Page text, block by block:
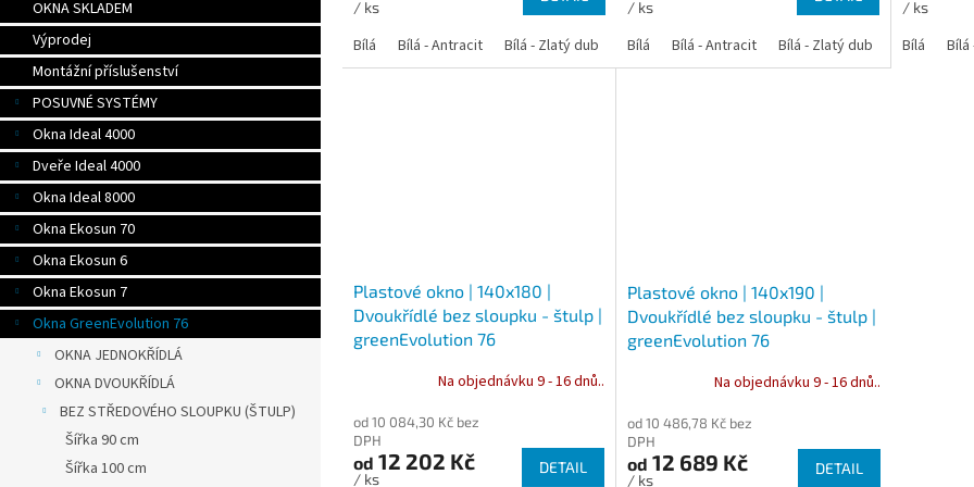
OKNA SKLADEM
Výprodej
Montážní příslušenství
POSUVNÉ SYSTÉMY
Okna Ideal 4000
Dveře Ideal 4000
Okna Ideal 8000
Okna Ekosun 70
Okna Ekosun 6
Okna Ekosun 7
Okna GreenEvolution 76
OKNA JEDNOKŘÍDLÁ
OKNA DVOUKŘÍDLÁ
BEZ STŘEDOVÉHO SLOUPKU (ŠTULP)
Šířka 90 cm
Šířka 100 cm
/ ks
Bílá Bílá - Antracit Bílá - Zlatý dub Bílá - Tmavý dub Bílá - Ořech Bílá - Mahagon
/ ks
Bílá Bílá - Antracit Bílá - Zlatý dub Bílá -
/ ks
Bílá
Plastové okno | 140x180 |
Dvoukřídlé bez sloupku - štulp |
greenEvolution 76
Na objednávku 9 - 16 dnů..
od 10 084,30 Kč bez
DPH
od 12 202 Kč
/ ks
DETAIL
Plastové okno | 140x190 |
Dvoukřídlé bez sloupku - štulp |
greenEvolution 76
Na objednávku 9 - 16 dnů..
od 10 486,78 Kč bez
DPH
od 12 689 Kč
/ ks
DETAIL